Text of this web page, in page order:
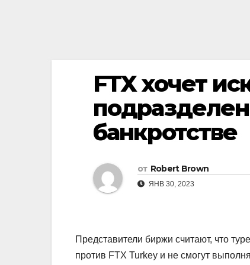
FTX хочет
банкротстве
от Robert Brown
ЯНВ 30, 2023
Представители биржи считают, что
против FTX Turkey и не смогут